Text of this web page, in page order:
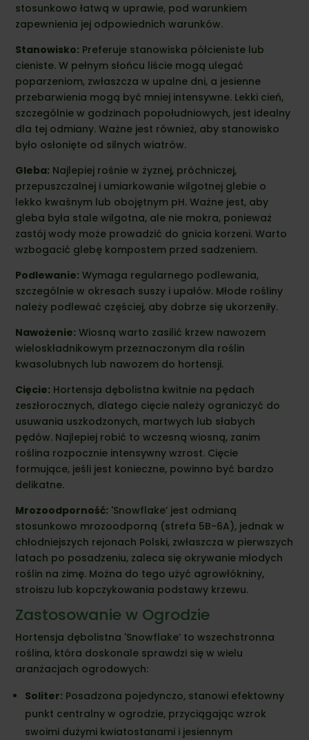
stosunkowo łatwą w uprawie, pod warunkiem
zapewnienia jej odpowiednich warunków.
Stanowisko: Preferuje stanowiska półcieniste lub
cieniste. W pełnym słońcu liście mogą ulegać
poparzeniom, zwłaszcza w upalne dni, a jesienne
przebarwienia mogą być mniej intensywne. Lekki cień,
szczególnie w godzinach popołudniowych, jest idealny
dla tej odmiany. Ważne jest również, aby stanowisko
było osłonięte od silnych wiatrów.
Gleba: Najlepiej rośnie w żyznej, próchniczej,
przepuszczalnej i umiarkowanie wilgotnej glebie o
lekko kwaśnym lub obojętnym pH. Ważne jest, aby
gleba była stale wilgotna, ale nie mokra, ponieważ
zastój wody może prowadzić do gnicia korzeni. Warto
wzbogacić glebę kompostem przed sadzeniem.
Podlewanie: Wymaga regularnego podlewania,
szczególnie w okresach suszy i upałów. Młode rośliny
należy podlewać częściej, aby dobrze się ukorzeniły.
Nawożenie: Wiosną warto zasilić krzew nawozem
wieloskładnikowym przeznaczonym dla roślin
kwasolubnych lub nawozem do hortensji.
Cięcie: Hortensja dębolistna kwitnie na pędach
zeszłorocznych, dlatego cięcie należy ograniczyć do
usuwania uszkodzonych, martwych lub słabych
pędów. Najlepiej robić to wczesną wiosną, zanim
roślina rozpocznie intensywny wzrost. Cięcie
formujące, jeśli jest konieczne, powinno być bardzo
delikatne.
Mrozoodporność: 'Snowflake’ jest odmianą
stosunkowo mrozoodporną (strefa 5B-6A), jednak w
chłodniejszych rejonach Polski, zwłaszcza w pierwszych
latach po posadzeniu, zaleca się okrywanie młodych
roślin na zimę. Można do tego użyć agrowłókniny,
stroiszu lub kopczykowania podstawy krzewu.
Zastosowanie w Ogrodzie
Hortensja dębolistna 'Snowflake’ to wszechstronna
roślina, która doskonale sprawdzi się w wielu
aranżacjach ogrodowych:
Soliter: Posadzona pojedynczo, stanowi efektowny
punkt centralny w ogrodzie, przyciągając wzrok
swoimi dużymi kwiatostanami i jesiennym